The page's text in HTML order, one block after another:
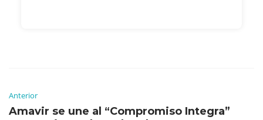
Anterior
Amavir se une al “Compromiso Integra”